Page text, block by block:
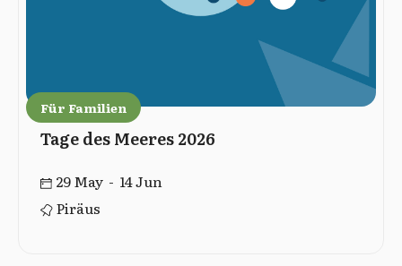
Für Familien
Tage des Meeres 2026
29 May - 14 Jun
Piräus